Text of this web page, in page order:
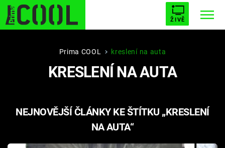
ŽIVĚ
STARHOUSE BUFFY, PŘEMOŽITELKA UPÍRŮ
PLNEJ KOTEL AVENGERS 5
Prima COOL kreslení na auta
KRESLENÍ NA AUTA
NEJNOVĚJŠÍ ČLÁNKY KE ŠTÍTKU „KRESLENÍ
NA AUTA“